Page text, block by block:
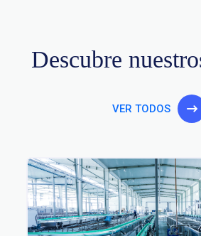
Descubre
VER TODOS